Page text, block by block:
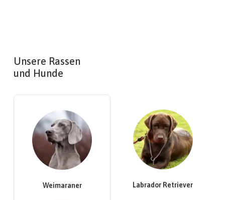
Unsere Rassen
und Hunde
Weimaraner Labrador Retriever